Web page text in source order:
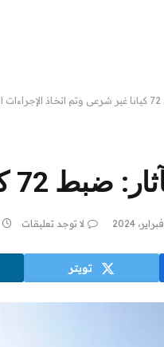
اتخاذ الإجراءات القانونية
لا توجد تعليقات
تويتر